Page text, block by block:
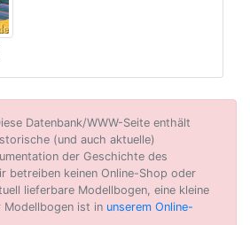
Datenbank/WWW-Seite enthält
(und auch aktuelle)
der Geschichte des
betreiben keinen Online-Shop oder
lieferbare Modellbogen, eine kleine
Modellbogen ist in unserem Online-